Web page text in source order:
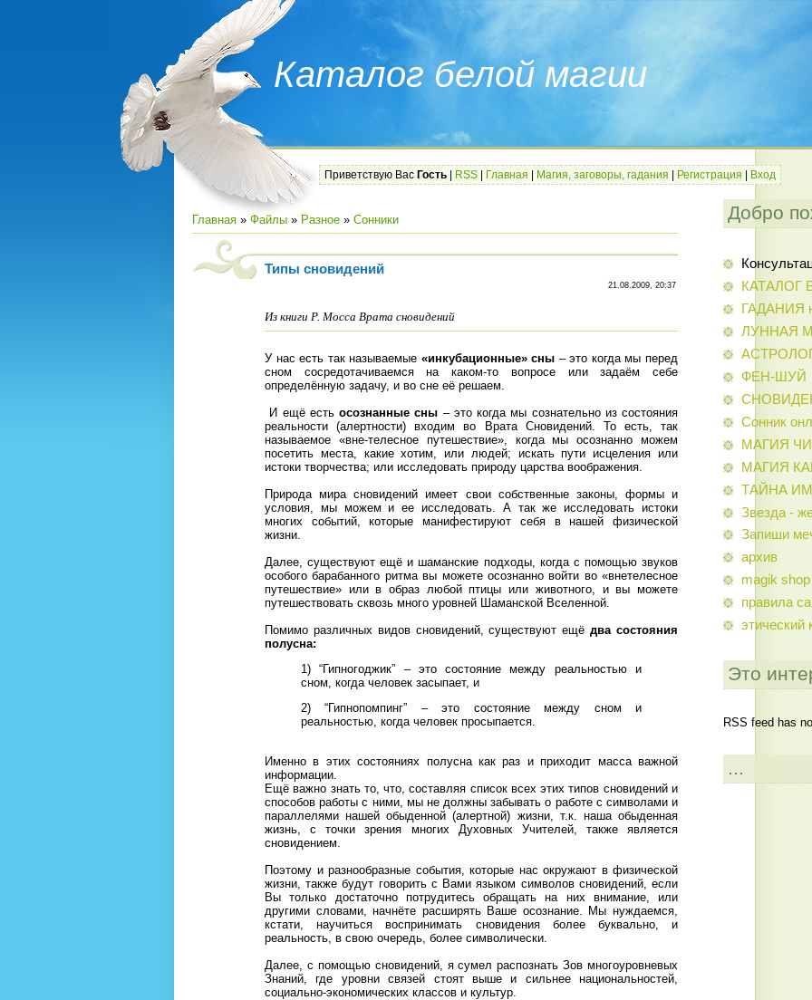
Каталог белой магии
Приветствую Вас Гость RSS Главная Магия, заговоры, гадания Регистрация Вход
Главная » Файлы » Разное » Сонники
Типы сновидений
21.08.2009, 20:37
Из книги Р. Мосса Врата сновидений
У нас есть так называемые «инкубационные» сны – это когда мы перед
сном сосредотачиваемся на каком-то вопросе или задаём себе
определённую задачу, и во сне её решаем.
И ещё есть осознанные сны – это когда мы сознательно из состояния
реальности (алертности) входим во Врата Сновидений. То есть, так
называемое «вне-телесное путешествие», когда мы осознанно можем
посетить места, какие хотим, или людей; искать пути исцеления или
истоки творчества; или исследовать природу царства воображения.
Природа мира сновидений имеет свои собственные законы, формы и
условия, мы можем и ее исследовать. А так же исследовать истоки
многих событий, которые манифестируют себя в нашей физической
жизни.
Далее, существуют ещё и шаманские подходы, когда с помощью звуков
особого барабанного ритма вы можете осознанно войти во «внетелесное
путешествие» или в образ любой птицы или животного, и вы можете
путешествовать сквозь много уровней Шаманской Вселенной.
Помимо различных видов сновидений, существуют ещёдва состояния
полусна:
1) “Гипногоджик” – это состояние между реальностью и
сном, когда человек засыпает, и
2) “Гипнопомпинг” – это состояние между сном и
реальностью, когда человек просыпается.
Именно в этих состояниях полусна как раз и приходит масса важной
информации.
Ещё важно знать то, что, составляя список всех этих типов сновидений и
способов работы с ними, мы не должны забывать о работе с символами и
параллелями нашей обыденной (алертной) жизни, т.к. наша обыденная
жизнь, с точки зрения многих Духовных Учителей, также является
сновидением.
Поэтому и разнообразные события, которые нас окружают в физической
жизни, также будут говорить с Вами языком символов сновидений, если
Вы только достаточно потрудитесь обращать на них внимание, или
другими словами, начнёте расширять Ваше осознание. Мы нуждаемся,
кстати, научиться воспринимать сновидения более буквально, и
реальность, в свою очередь, более символически.
Далее, с помощью сновидений, я сумел распознать Зов многоуровневых
Знаний, где уровни связей стоят выше и сильнее национальностей,
социально-экономических классов и культур.
Добро
КАТАЛОГ
ГАДАНИЯ
ЛУННАЯ
ФЕН-ШУЙ
Сонник
МАГИЯ
МАГИЯ
ТАЙНА
Звезда -
Запиши
архив
magik shop
правила
этический
Это
RSS feed has
...